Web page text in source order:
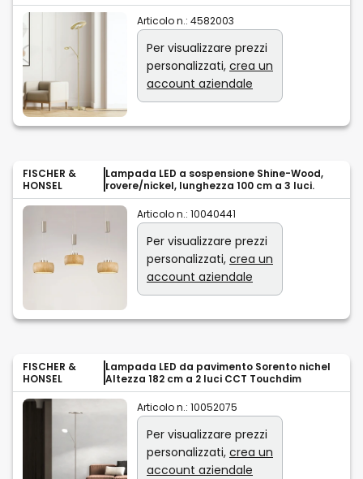
Articolo n.: 4582003
Per visualizzare prezzi
personalizzati, crea un
account aziendale
FISCHER &
HONSEL
Lampada LED a sospensione Shine-Wood,
rovere/nickel, lunghezza 100 cm a 3 luci.
Articolo n.: 10040441
Per visualizzare prezzi
personalizzati, crea un
account aziendale
FISCHER &
HONSEL
Lampada LED da pavimento Sorento nichel
Altezza 182 cm a 2 luci CCT Touchdim
Articolo n.: 10052075
Per visualizzare prezzi
personalizzati, crea un
account aziendale